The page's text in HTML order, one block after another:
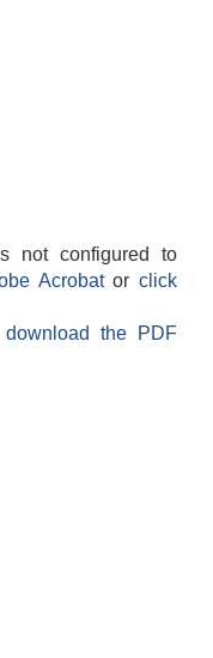
not configured to
Acrobatorclick
the PDF